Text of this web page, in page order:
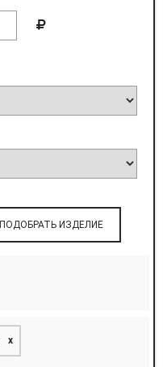
ПОДОБРАТЬ ИЗДЕЛИЕ
x